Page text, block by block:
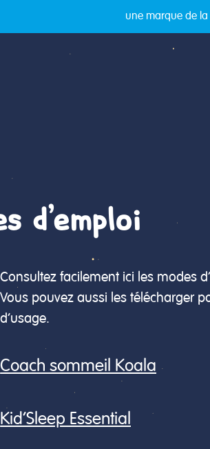
une marque de la
La
d'emploi
Consultez facilement ici les modes
Vous pouvez aussi les télécharger
d’usage.
Coach sommeil Koala
Kid’Sleep Essential